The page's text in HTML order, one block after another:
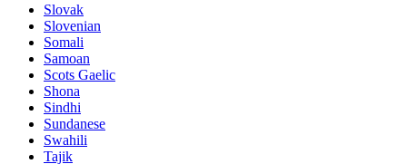
Slovak
Slovenian
Somali
Samoan
Scots Gaelic
Shona
Sindhi
Sundanese
Swahili
Tajik